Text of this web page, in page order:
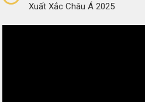
Xuất Xắc Châu Á 2025